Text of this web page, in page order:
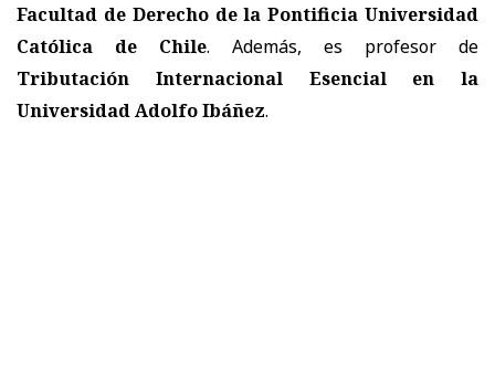
Facultad de Derecho de la Pontificia Universidad
Católica de Chile. Además, es profesor de
Tributación Internacional Esencial en la
Universidad Adolfo Ibáñez.